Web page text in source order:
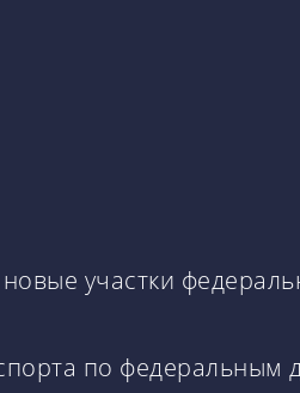
участки
по федеральным